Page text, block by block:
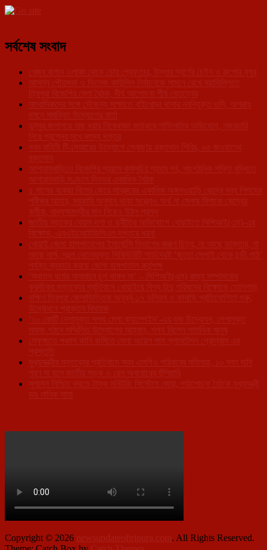
সর্বশেষ সংবাদ
খেজুর বাগান এলাকা থেকে চোর গ্রেফতার, উদ্ধার স্বর্ণের চেইন ও রুপোর নূপুর
আসন্ন পৌরসভা ও ভিলেজ কাউন্সিল নির্বাচনকে সামনে রেখে নয়াদিল্লিতে
ত্রিপুরা বিজেপির মেগা বৈঠক, দীর্ঘ আলোচনা শীর্ষ নেতৃত্বের
সাংবাদিকদের সঙ্গে সৌজন্য সাক্ষাতে বাইখোড়া থানার নবনিযুক্ত ওসি, অপরাধ
দমনে সমন্বিত উদ্যোগের বার্তা
ডুম্বুর জলাশয়ে মাছ ধরার নিষেধাজ্ঞা কার্যকরে গাফিলতির অভিযোগ, নজরদারি
নিয়ে প্রশ্নের মুখে মৎস্য দপ্তর
নবম বাহিনী টিএসআরের উদ্যোগে স্বেচ্ছায় রক্তদান শিবির, ৬৫ জওয়ানের
রক্তদান
আশারামবাড়িতে বিজেপির প্রয়াস কর্মসূচির প্রথম পর্ব, সাংগঠনিক শক্তি বৃদ্ধিতে
আশারামবাড়ি মণ্ডলে দিনভর একাধিক বৈঠক
৫ মাসের বকেয়া বিলের জেরে সাব্রুমের একাধিক অঙ্গনওয়াড়ি কেন্দ্রে বন্ধ শিশুদের
পুষ্টিকর আহার, সরকারি অনুদান থাকা সত্ত্বেও অর্থ না মেলায় বিপাকে কেন্দ্রের
কর্মীরা, খাদ্যসামগ্রীর মান নিয়েও উঠল প্রশ্ন
জাতীয় সড়কের বেহাল দশা ও দুর্নীতির অভিযোগে খোয়াইতে সিপিআই(এম)-এর
বিক্ষোভ, এনএইচআইডিসিএল দপ্তরে ধরনা
খোয়াই জেলা হাসপাতালের ইমার্জেন্সি বিভাগের করুণ চিত্র, না আছে ডাক্তার, না
আছে নার্স, স্বল্প বেতনভূক্ত সিকিউরিটি গার্ডদেরই ‘জুতো সেলাই থেকে চন্ডী পাঠ’
পর্যন্ত ব্যবহার করছে জেলা হাসপাতাল কর্তৃপক্ষ
‘সনাতন ধর্মের অপমানে চুপ থাকব না’ – সিপিআই(এম) রাজ্য সম্পাদকের
কুরুচিকর মন্তব্যের প্রতিবাদে খোয়াইয়ে বিশ্ব হিন্দু পরিষদের বিক্ষোভে তোলপাড়
দক্ষিণ ত্রিপুরা জেলাভিত্তিক অনূর্ধ্ব-১৭ ভলিবল ও কাবাডি প্রতিযোগিতা শুরু,
উদ্বোধনে প্রাক্তন বিধায়ক
‘১০ কোটি নেশামুক্ত শপথ মেগা ক্যাম্পেইন’-এর শুভ উদ্বোধন, নেশামুক্ত
সমাজ গঠনে সম্মিলিত উদ্যোগের আহ্বান, শপথ নিলেন শতাধিক মানুষ
লেফুঙ্গাতে পঞ্চাশ কানি জমিতে মেগা অয়েল পাম প্লানটেশন প্রোগ্রাম এর
প্রস্তুতি
মুখ্যমন্ত্রীর মন্তব্যের প্রতিবাদে সরব এসপিও পরিবারের মহিলারা, ১০ দফা দাবি
পূরণ না হলে জাতীয় সড়ক ও রেল অবরোধের হুঁশিয়ারি
সুশাসন নিশ্চিত করতে টাস্ক মনিটরিং সিস্টেমে জোর, পর্যালোচনা বৈঠকে মুখ্যমন্ত্রী
ডাঃ মানিক সাহা
Copyright © 2026 newsupdateoftripura.com. All Rights Reserved.